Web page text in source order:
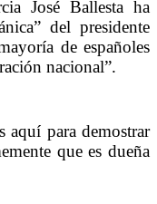
José Ballesta ha
del presidente
de españoles
nacional”.
aquí para demostrar
que es dueña